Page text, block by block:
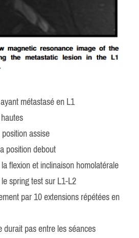
métastasé en L1
assise
position debout
flexion et inclinaison homolatérale
spring test sur L1-L2
par 10 extensions répétées en
durait pas entre les séances